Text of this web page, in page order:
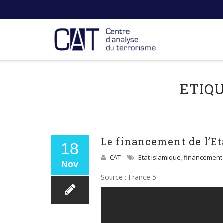
18
Nov
Le financement de
CAT Etat islamique,
Source : France 5